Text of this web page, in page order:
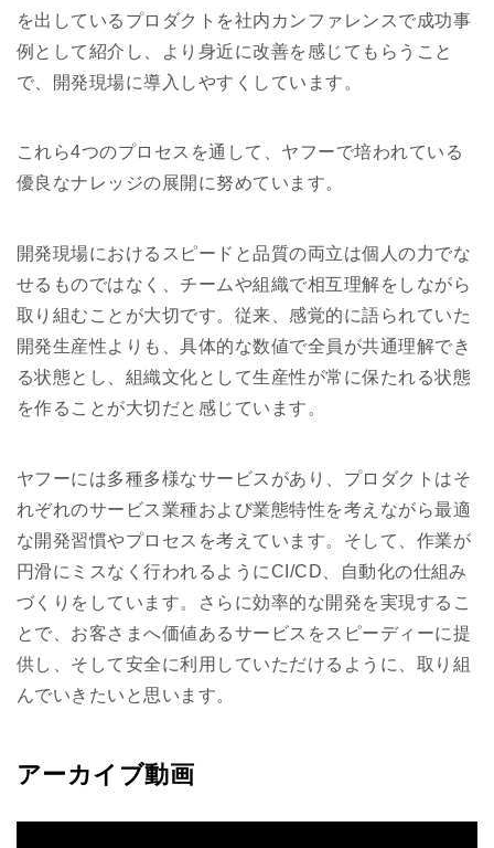
を出しているプロダクトを社内カンファレンスで成功事
例として紹介し、より身近に改善を感じてもらうこと
で、開発現場に導入しやすくしています。
これら4つのプロセスを通して、ヤフーで培われている
優良なナレッジの展開に努めています。
開発現場におけるスピードと品質の両立は個人の力でな
せるものではなく、チームや組織で相互理解をしながら
取り組むことが大切です。従来、感覚的に語られていた
開発生産性よりも、具体的な数値で全員が共通理解でき
る状態とし、組織文化として生産性が常に保たれる状態
を作ることが大切だと感じています。
ヤフーには多種多様なサービスがあり、プロダクトはそ
れぞれのサービス業種および業態特性を考えながら最適
な開発習慣やプロセスを考えています。そして、作業が
円滑にミスなく行われるようにCI/CD、自動化の仕組み
づくりをしています。さらに効率的な開発を実現するこ
とで、お客さまへ価値あるサービスをスピーディーに提
供し、そして安全に利用していただけるように、取り組
んでいきたいと思います。
アーカイブ動画